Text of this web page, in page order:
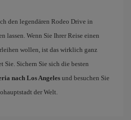
den legendären Rodeo Drive in
lassen. Wenn Sie Ihrer Reise einen
wollen, ist das wirklich ganz
Sie. Sichern Sie sich die besten
nach Los Angeles und besuchen Sie
der Welt.